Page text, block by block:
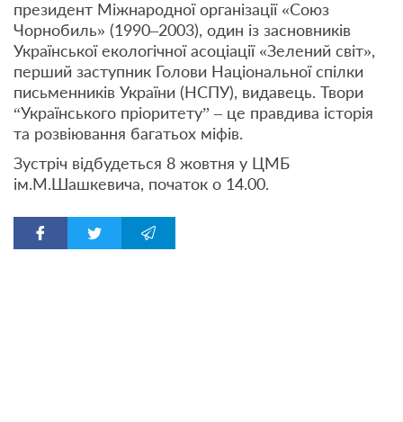
президент Міжнародної організації «Союз
Чорнобиль» (1990–2003), один із засновників
Української екологічної асоціації «Зелений світ»,
перший заступник Голови Національної спілки
письменників України (НСПУ), видавець. Твори
“Українського пріоритету” – це правдива історія
та розвіювання багатьох міфів.
Зустріч відбудеться 8 жовтня у ЦМБ
ім.М.Шашкевича, початок о 14.00.